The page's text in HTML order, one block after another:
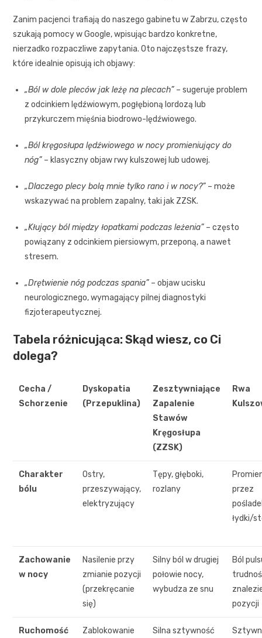
Zanim pacjenci trafiają do naszego gabinetu w Zabrzu, często
szukają pomocy w Google, wpisując bardzo konkretne,
nierzadko rozpaczliwe zapytania. Oto najczęstsze frazy,
które idealnie opisują ich objawy:
„Ból w dole pleców jak leżę na plecach” – sugeruje problem
z odcinkiem lędźwiowym, pogłębioną lordozą lub
przykurczem mięśnia biodrowo-lędźwiowego.
„Ból kręgosłupa lędźwiowego w nocy promieniujący do
nóg” – klasyczny objaw rwy kulszowej lub udowej.
„Dlaczego plecy bolą mnie tylko rano i w nocy?” – może
wskazywać na problem zapalny, taki jak ZZSK.
„Kłujący ból między łopatkami podczas leżenia” – często
powiązany z odcinkiem piersiowym, przeponą, a nawet
stresem.
„Drętwienie nóg podczas spania” – objaw ucisku
neurologicznego, wymagający pilnej diagnostyki
fizjoterapeutycznej.
Tabela różnicująca: Skąd wiesz, co Ci
dolega?
Cecha /
Schorzenie
Dyskopatia
(Przepuklina)
Zesztywniające
Zapalenie
Stawów
Kręgosłupa
(ZZSK)
Rwa
Charakter
bólu
Ostry,
przeszywający,
elektryzujący
Tępy, głęboki,
rozlany
przez
łydki/
Zachowanie
w nocy
Nasilenie przy
zmianie pozycji
(przekręcanie
się)
Silny ból w drugiej
połowie nocy,
wybudza ze snu
Ból
pozycji
Ruchomość Zablokowanie Silna sztywność